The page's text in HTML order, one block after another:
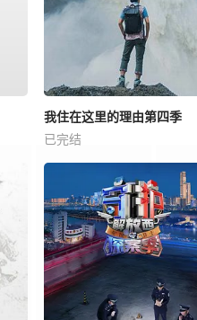
我住在这里的理由第四季
已完结